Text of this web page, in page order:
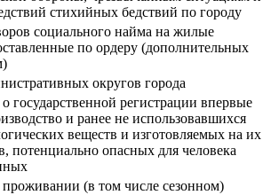
стихийных бедствий по городу
социального найма на жилые
по ордеру (дополнительных
округов города
государственной регистрации впервые
и ранее не использовавшихся
веществ и изготовляемых на их
потенциально опасных для человека
(в том числе сезонном)